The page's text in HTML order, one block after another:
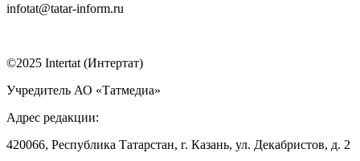
infotat@tatar-inform.ru
©2025 Intertat (Интертат)
Учредитель АО «Татмедиа»
Адрес редакции:
420066, Республика Татарстан, г. Казань, ул. Декабристов, д. 2